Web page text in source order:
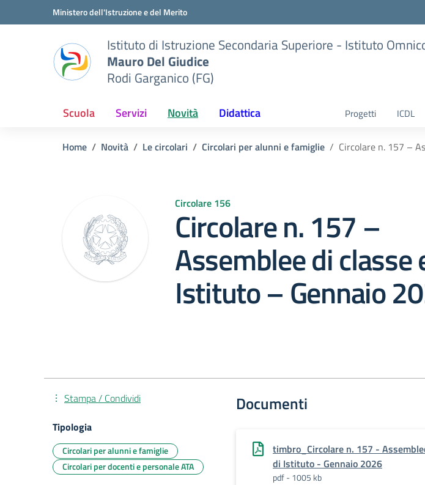
Vai ai contenuti
Vai al menu di navigazioneMinistero dell'Istruzione e del Merito
Istituto di Istruzione Secondaria Superiore - Istituto
Mauro Del Giudice
Rodi Garganico (FG)
Scuola Servizi Novità Didattica Progetti ICDL
Home Novità Le circolari Circolari per alunni e famiglie Circolare n. 157 –
Circolare 156
Circolare n. 157 –
Assemblee di classe
Istituto – Gennaio
Documenti
timbro_Circolare n. 157 -
di Istituto - Gennaio 2026
pdf - 1005 kb
Stampa / Condividi
Tipologia
Circolari per alunni e famiglie
Circolari per docenti e personale ATA